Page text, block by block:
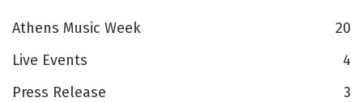
Athens Music Week
20
Live Events
4
Press Release
3